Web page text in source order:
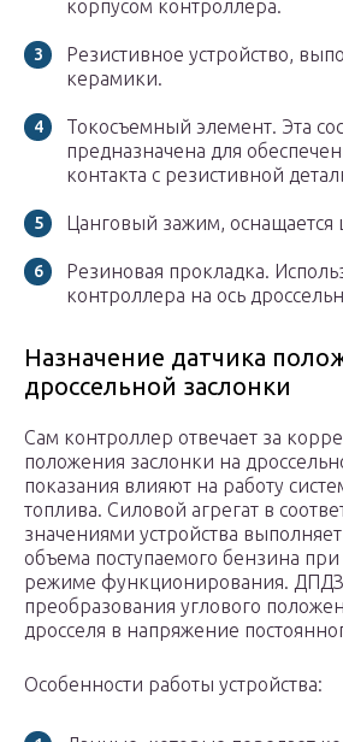
корпусом контроллера.
Резистивное устройство,
керамики.
Токосъемный элемент. Эта
предназначена для
контакта с резистивной
Цанговый зажим,
Резиновая прокладка.
контроллера на ось
Назначение датчика
дроссельной заслонки
Сам контроллер отвечает за
положения заслонки на
показания влияют на работу
топлива. Силовой агрегат в
значениями устройства
объема поступаемого бензина
режиме функционирования. ДПДЗ
преобразования углового
дросселя в напряжение
Особенности работы устройства: